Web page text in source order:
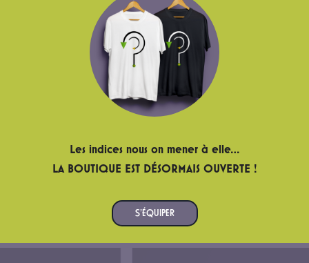
Les indices nous on mener à elle…
LA BOUTIQUE EST DÉSORMAIS OUVERTE !
S’ÉQUIPER